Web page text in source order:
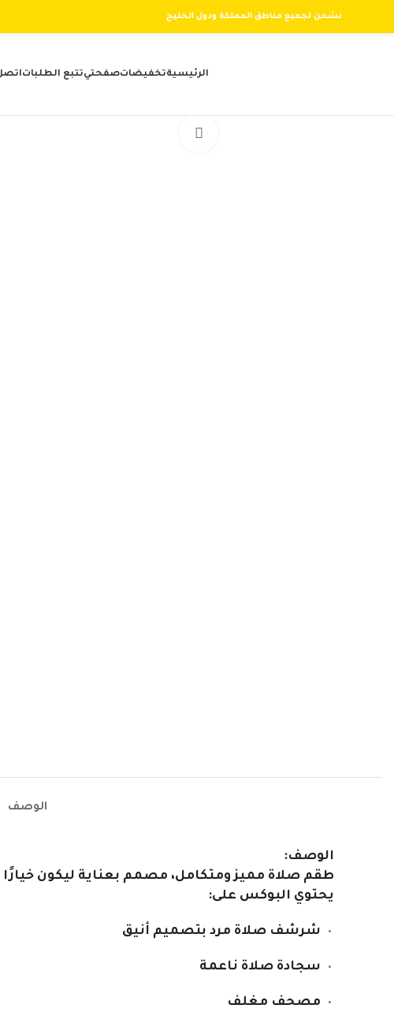
نشحن لجميع مناطق المملكة ودول الخليج
الرئيسيةتخفيضاتصفحتيتتبع الطلبات
الوصف
الوصف:
طقم صلاة مميز ومتكامل، مصمم بعناية ليكون خيارًا
يحتوي البوكس على:
شرشف صلاة مرد بتصميم أنيق
سجادة صلاة ناعمة
مصحف مغلف